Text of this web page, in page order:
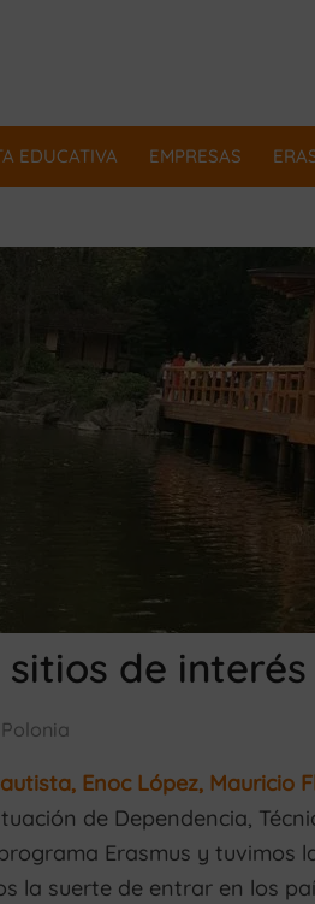
EDUCATIVA EMPRESAS
sitios de
Polonia
Enoc López, Mauricio
de Dependencia,
Erasmus y tuvimos
la suerte de entrar en los